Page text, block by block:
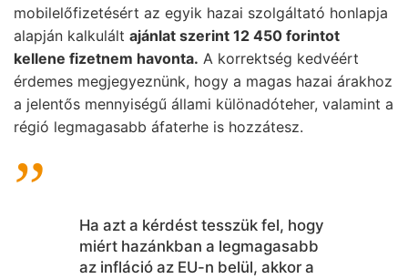
mobilelőfizetésért az egyik hazai szolgáltató honlapja
alapján kalkulált ajánlat szerint 12 450 forintot
kellene fizetnem havonta. A korrektség kedvéért
érdemes megjegyeznünk, hogy a magas hazai árakhoz
a jelentős mennyiségű állami különadóteher, valamint a
régió legmagasabb áfaterhe is hozzátesz.
Ha azt a kérdést tesszük fel, hogy
miért hazánkban a legmagasabb
az infláció az EU-n belül, akkor a